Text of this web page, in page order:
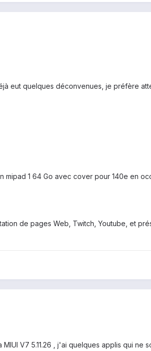
eut quelques déconvenues, je préfère
mipad 1 64 Go avec cover pour 140e en
de pages Web, Twitch, Youtube, et
V7 5.11.26 , j'ai quelques applis qui